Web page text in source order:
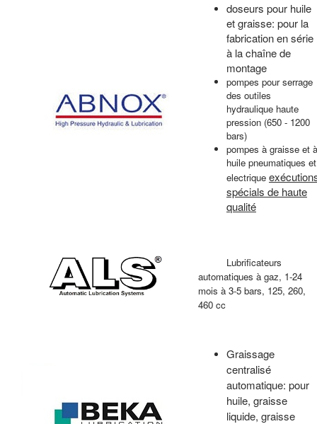
doseurs pour huile
et graisse: pour la
fabrication en série
à la chaîne de
montage
pompes pour serrage
des outiles
hydraulique haute
pression (650 - 1200
bars)
pompes à graisse et à
huile pneumatiques et
electrique
spécials de haute
qualité
Lubrificateurs
automatiques à gaz, 1-24
mois à 3-5 bars, 125, 260,
460 cc
Graissage
centralisé
automatique: pour
huile, graisse
liquide, graisse